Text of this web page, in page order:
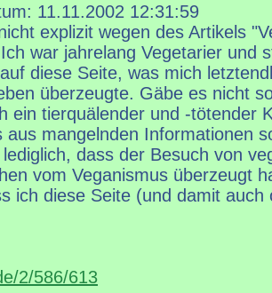
11.11.2002 12:31:59
explizit wegen des Artikels
war jahrelang Vegetarier und
diese Seite, was mich
überzeugte. Gäbe es nicht
ein tierquälender und -tötender
aus mangelnden Informationen
dass der Besuch von
vom Veganismus überzeugt
ich diese Seite (und damit auch
2/586/613